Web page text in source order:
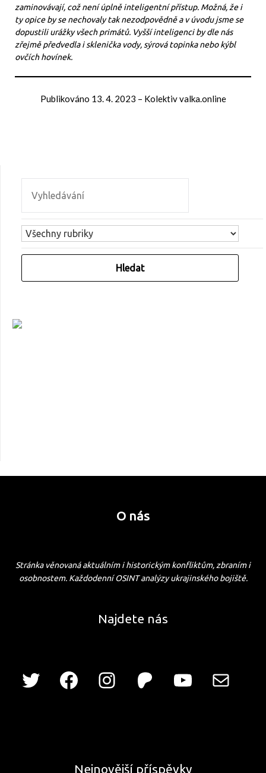
zaminovávají, což není úplně inteligentní přístup. Možná, že i
ty opice by se nechovaly tak nezodpovědně a v úvodu jsme se
dopustili urážky všech primátů. Vyšší inteligenci by dle nás
zřejmě předvedla i sklenička vody, sýrová topinka nebo kýbl
ovčích hovínek.
Publikováno 13. 4. 2023 – Kolektiv valka.online
O nás
Stránka věnovaná aktuálním i historickým konfliktům, zbraním i
osobnostem. Každodenní OSINT analýzy ukrajinského bojiště.
Najdete nás
Nejnovější příspěvky